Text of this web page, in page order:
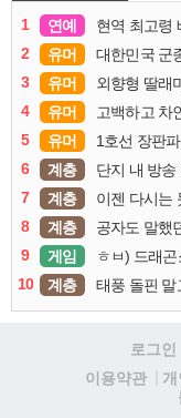
1 연예 현역 최고령
2
유머 대한민국 군
3
유머 외향형 딸래
4
유머 고백하고 차
5
유머 1호선 장판
6
계층 단지 내 방송 아나운
7
계층 이젠 다시는
8
계층 공자도 말했
9
게임 ㅎㅂ) 드래
10
계층 태풍 돌핀 말
로그인
이용약관